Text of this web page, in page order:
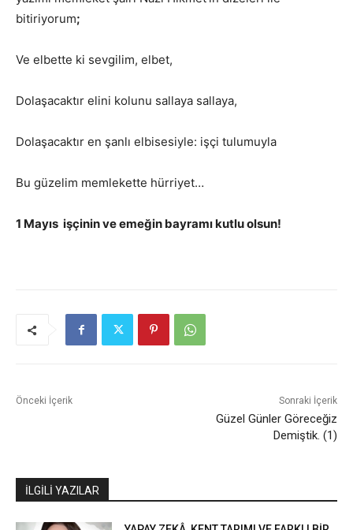
bitiriyorum;
Ve elbette ki sevgilim, elbet,
Dolaşacaktır elini kolunu sallaya sallaya,
Dolaşacaktır en şanlı elbisesiyle: işçi tulumuyla
Bu güzelim memlekette hürriyet…
1 Mayıs işçinin ve emeğin bayramı kutlu olsun!
Önceki İçerik Sonraki İçerik
Güzel Günler Göreceğiz
Demiştik. (1)
İLGİLİ YAZILAR